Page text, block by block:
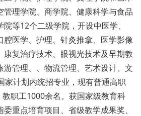
管理学院、商学院、健康科学与食品
等12个二级学院，开设中医学、
腔医学、护理、针灸推拿、医学影像
康复治疗技术、眼视光技术及早期教
游管理、、物流管理、艺术设计、文
家计划内统招专业，现有普通高职
职工1000余名。获国家级教育科
重点培育项目、省级教学成果奖、